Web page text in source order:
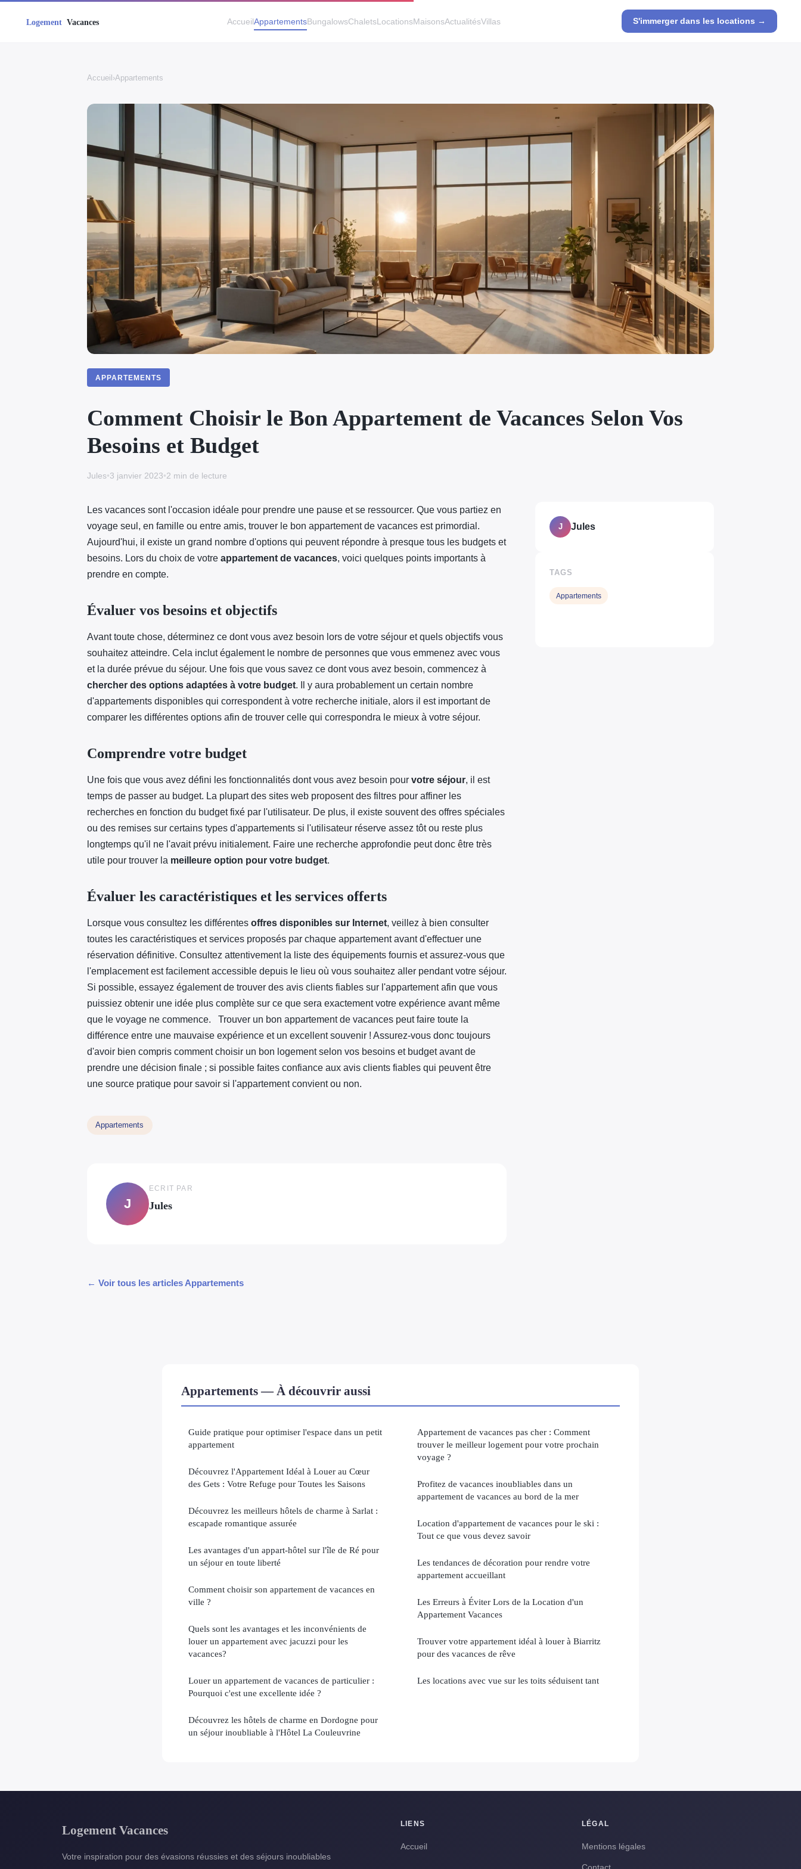
AccueilAppartementsBungalowsChaletsLocationsMaisonsActualitésVillas S'immerger dans les locations →
Accueil ›Appartements
APPARTEMENTS
Comment Choisir le Bon Appartement de Vacances Selon Vos
Besoins et Budget
Jules•3 janvier 2023•2 min de lecture
Les vacances sont l'occasion idéale pour prendre une pause et se ressourcer. Que vous partiez en
voyage seul, en famille ou entre amis, trouver le bon appartement de vacances est primordial.
Aujourd'hui, il existe un grand nombre d'options qui peuvent répondre à presque tous les budgets et
besoins. Lors du choix de votre appartement de vacances, voici quelques points importants à
prendre en compte.
Évaluer vos besoins et objectifs
Avant toute chose, déterminez ce dont vous avez besoin lors de votre séjour et quels objectifs vous
souhaitez atteindre. Cela inclut également le nombre de personnes que vous emmenez avec vous
et la durée prévue du séjour. Une fois que vous savez ce dont vous avez besoin, commencez à
chercher des options adaptées à votre budget. Il y aura probablement un certain nombre
d'appartements disponibles qui correspondent à votre recherche initiale, alors il est important de
comparer les différentes options afin de trouver celle qui correspondra le mieux à votre séjour.
Comprendre votre budget
Une fois que vous avez défini les fonctionnalités dont vous avez besoin pour votre séjour, il est
temps de passer au budget. La plupart des sites web proposent des filtres pour affiner les
recherches en fonction du budget fixé par l'utilisateur. De plus, il existe souvent des offres spéciales
ou des remises sur certains types d'appartements si l'utilisateur réserve assez tôt ou reste plus
longtemps qu'il ne l'avait prévu initialement. Faire une recherche approfondie peut donc être très
utile pour trouver la meilleure option pour votre budget.
Évaluer les caractéristiques et les services offerts
Lorsque vous consultez les différentes offres disponibles sur Internet, veillez à bien consulter
toutes les caractéristiques et services proposés par chaque appartement avant d'effectuer une
réservation définitive. Consultez attentivement la liste des équipements fournis et assurez-vous que
l'emplacement est facilement accessible depuis le lieu où vous souhaitez aller pendant votre séjour.
Si possible, essayez également de trouver des avis clients fiables sur l'appartement afin que vous
puissiez obtenir une idée plus complète sur ce que sera exactement votre expérience avant même
que le voyage ne commence. Trouver un bon appartement de vacances peut faire toute la
différence entre une mauvaise expérience et un excellent souvenir ! Assurez-vous donc toujours
d'avoir bien compris comment choisir un bon logement selon vos besoins et budget avant de
prendre une décision finale ; si possible faites confiance aux avis clients fiables qui peuvent être
une source pratique pour savoir si l'appartement convient ou non.
Appartements
J
ECRIT PAR
Jules
← Voir tous les articles Appartements
J Jules
TAGS
Appartements
Appartements — À découvrir aussi
Guide pratique pour optimiser l'espace dans un petit
appartement
Découvrez l'Appartement Idéal à Louer au Cœur
des Gets : Votre Refuge pour Toutes les Saisons
Découvrez les meilleurs hôtels de charme à Sarlat :
escapade romantique assurée
Les avantages d'un appart-hôtel sur l'île de Ré pour
un séjour en toute liberté
Comment choisir son appartement de vacances en
ville ?
Quels sont les avantages et les inconvénients de
louer un appartement avec jacuzzi pour les
vacances?
Louer un appartement de vacances de particulier :
Pourquoi c'est une excellente idée ?
Découvrez les hôtels de charme en Dordogne pour
un séjour inoubliable à l'Hôtel La Couleuvrine
Appartement de vacances pas cher : Comment
trouver le meilleur logement pour votre prochain
voyage ?
Profitez de vacances inoubliables dans un
appartement de vacances au bord de la mer
Location d'appartement de vacances pour le ski :
Tout ce que vous devez savoir
Les tendances de décoration pour rendre votre
appartement accueillant
Les Erreurs à Éviter Lors de la Location d'un
Appartement Vacances
Trouver votre appartement idéal à louer à Biarritz
pour des vacances de rêve
Les locations avec vue sur les toits séduisent tant
Logement Vacances
Votre inspiration pour des évasions réussies et des séjours inoubliables
LIENS
Accueil
LÉGAL
Mentions légales
Contact